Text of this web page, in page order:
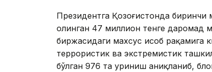
Президентга Қозоғистонда
олинган 47 миллион тенге даромад
биржасидаги махсус ҳисоб
террористик ва экстремистик
бўлган 976 та уриниш аниқланиб,